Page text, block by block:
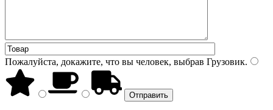
Пожалуйста, докажите, что вы человек, выбрав Грузовик.